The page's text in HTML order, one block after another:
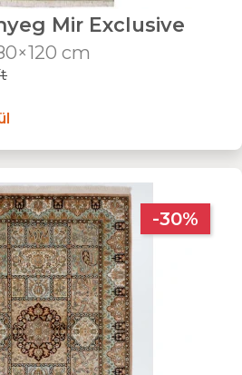
Mir Exclusive
cm
-30%